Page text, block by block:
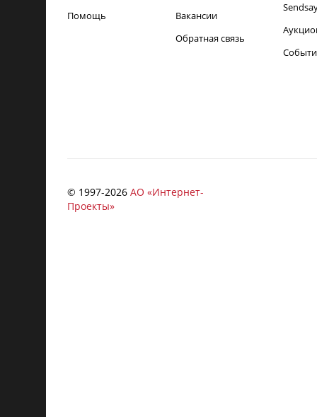
Помощь
Вакансии
Обратная связь
© 1997-2026 АО «Интернет-
Проекты»